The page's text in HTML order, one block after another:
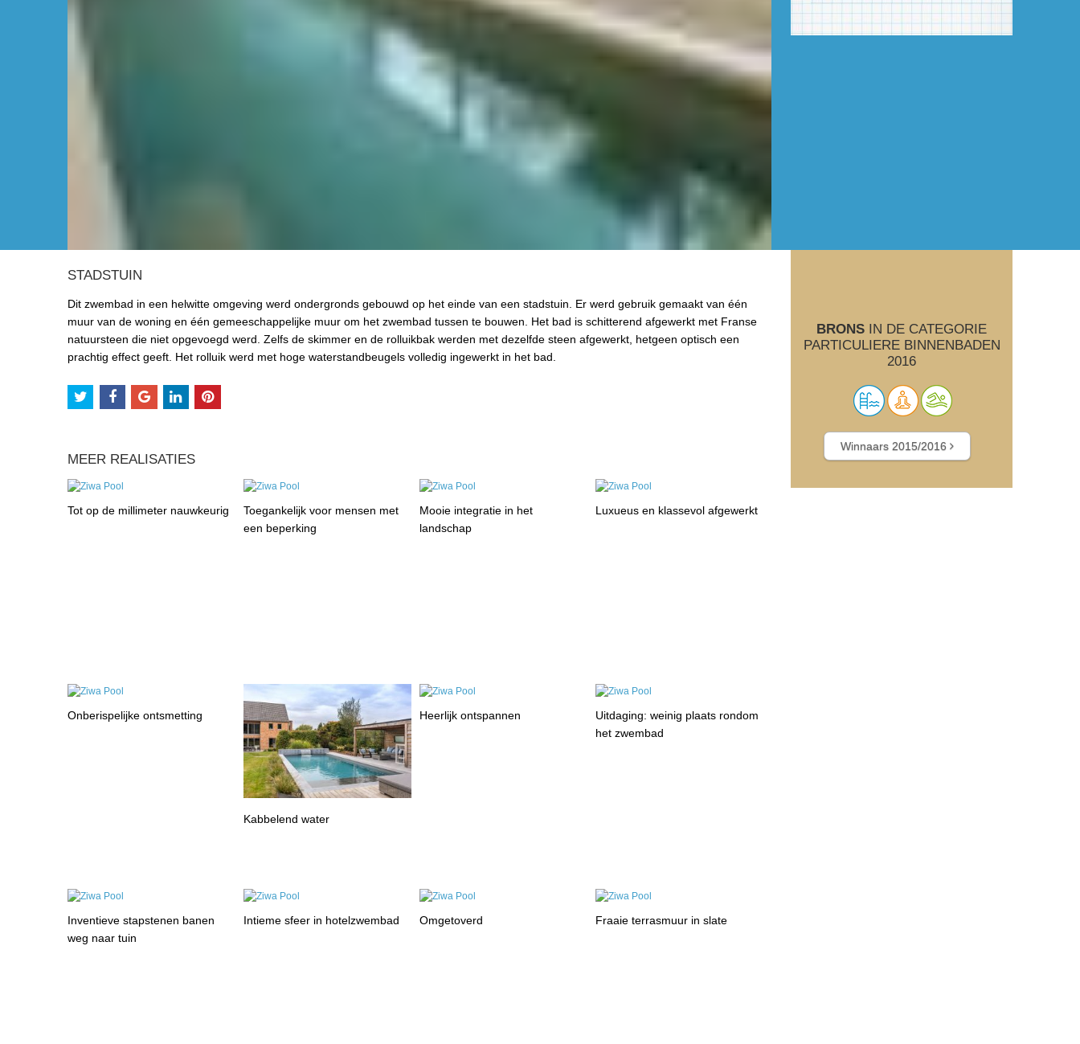
STADSTUIN
Dit zwembad in een helwitte omgeving werd ondergronds gebouwd op het einde van een stadstuin. Er werd gebruik gemaakt van één
muur van de woning en één gemeeschappelijke muur om het zwembad tussen te bouwen. Het bad is schitterend afgewerkt met Franse
natuursteen die niet opgevoegd werd. Zelfs de skimmer en de rolluikbak werden met dezelfde steen afgewerkt, hetgeen optisch een
prachtig effect geeft. Het rolluik werd met hoge waterstandbeugels volledig ingewerkt in het bad.
MEER REALISATIES
Tot op de millimeter nauwkeurig
Toegankelijk voor mensen met
een beperking
Mooie integratie in het
landschap
Luxueus en klassevol afgewerkt
Onberispelijke ontsmetting
Kabbelend water
Heerlijk ontspannen
Uitdaging: weinig plaats rondom
het zwembad
Inventieve stapstenen banen
weg naar tuin
Intieme sfeer in hotelzwembad Omgetoverd Fraaie terrasmuur in slate
BRONS IN DE CATEGORIE
PARTICULIERE BINNENBADEN
2016
Winnaars 2015/2016